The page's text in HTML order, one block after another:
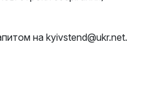
на kyivstend@ukr.net.